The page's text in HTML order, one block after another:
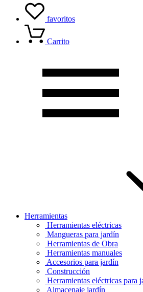
favoritos
Carrito
Herramientas
Herramientas eléctricas
Mangueras para jardín
Herramientas de Obra
Herramientas manuales
Accesorios para jardín
Construcción
Herramientas eléctricas para
Almacenaje jardín